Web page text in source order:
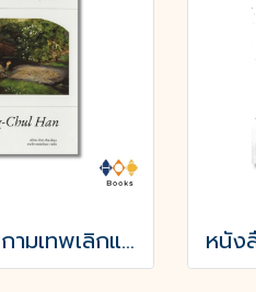
หนังสือ เมื่อกามเทพเลิกแผลงศร (The Agony of Eros) หนัง